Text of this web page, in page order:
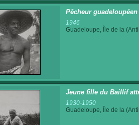
Pêcheur guadeloupéen
1946
Guadeloupe, Île de la
Jeune fille du Baillif
1930-1950
Guadeloupe, Île de la